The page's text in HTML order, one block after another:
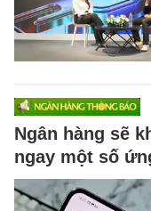
Ngân hàng sẽ
ngay một số